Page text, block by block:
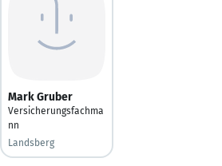
Mark Gruber
Versicherungsfachma
nn
Landsberg